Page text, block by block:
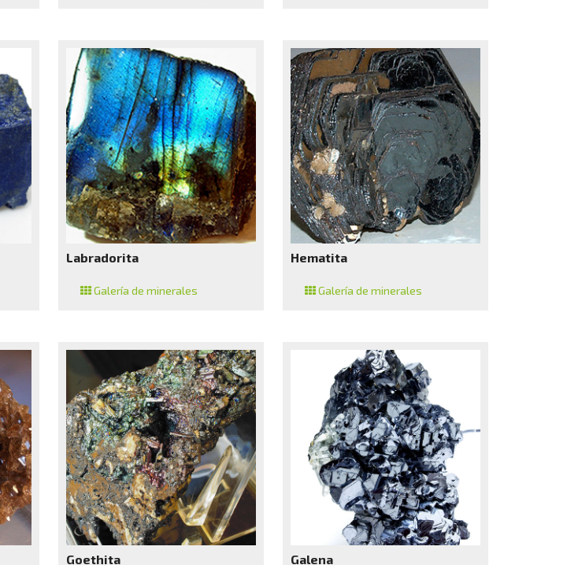
Labradorita
Galería de minerales
Hematita
Galería de minerales
Goethita Galena